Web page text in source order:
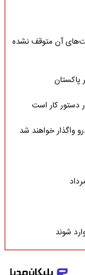
آن متوقف نشده
پاکستان
دستور کار است
واگذار خواهند شد
شوند